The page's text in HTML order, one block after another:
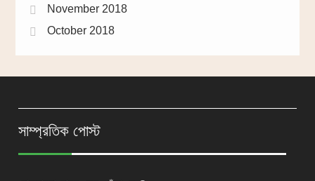
November 2018
October 2018
সাম্প্রতিক পোস্ট